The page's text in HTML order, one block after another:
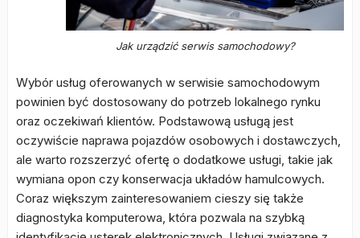
Jak urządzić serwis samochodowy?
Wybór usług oferowanych w serwisie samochodowym
powinien być dostosowany do potrzeb lokalnego rynku
oraz oczekiwań klientów. Podstawową usługą jest
oczywiście naprawa pojazdów osobowych i dostawczych,
ale warto rozszerzyć ofertę o dodatkowe usługi, takie jak
wymiana opon czy konserwacja układów hamulcowych.
Coraz większym zainteresowaniem cieszy się także
diagnostyka komputerowa, która pozwala na szybką